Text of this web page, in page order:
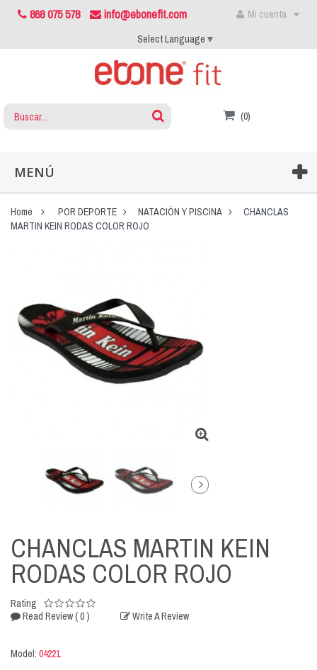
868 075 578 info@ebonefit.com
Mi cuenta
Select Language ▼
(0)
MENÚ
Home POR DEPORTE NATACIÓN Y PISCINA
CHANCLAS
MARTIN KEIN RODAS COLOR ROJO
CHANCLAS MARTIN KEIN
RODAS COLOR ROJO
Rating
Read Review( 0 ) Write A Review
Model: 04221